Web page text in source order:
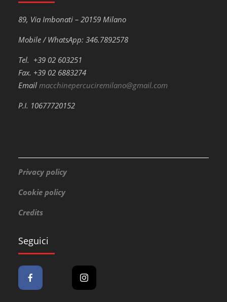
89, Via Imbonati – 20159 Milano
Mobile / WhatsApp: 346.7892578
Tel. +39 02 603251
Fax. +39 02 6883274
Emailmacchinepercuciremilano@gmail.com
P.I. 10677720152
Privacy policy
Cookie policy
Credits
Seguici